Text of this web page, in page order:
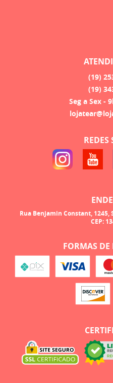
(19)
(19)
Seg a Sex -
REDES
Rua Benjamin Constant, 1245,
CEP:
FORMAS